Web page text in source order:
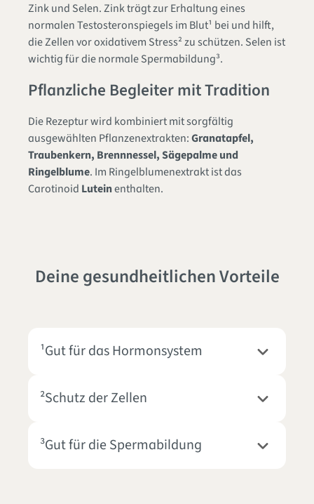
Zink und Selen. Zink trägt zur Erhaltung eines
normalen Testosteronspiegels im Blut¹ bei und hilft,
die Zellen vor oxidativem Stress² zu schützen. Selen ist
wichtig für die normale Spermabildung³.
Pflanzliche Begleiter mit Tradition
Die Rezeptur wird kombiniert mit sorgfältig
ausgewählten Pflanzenextrakten:Granatapfel,
Traubenkern, Brennnessel, Sägepalme und
Ringelblume. Im Ringelblumenextrakt ist das
Carotinoid Luteinenthalten.
Deine gesundheitlichen Vorteile
¹Gut für das Hormonsystem
²Schutz der Zellen
³Gut für die Spermabildung